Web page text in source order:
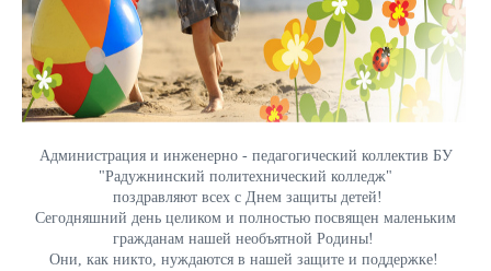
Администрация и инженерно - педагогический коллектив БУ
"Радужнинский политехнический колледж"
поздравляют всех с Днем защиты детей!
Сегодняшний день целиком и полностью посвящен маленьким
гражданам нашей необъятной Родины!
Они, как никто, нуждаются в нашей защите и поддержке!